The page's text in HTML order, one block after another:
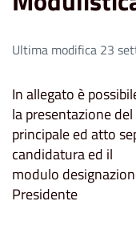
Ultima modifica 23
In allegato è
la presentazione
principale ed atto
candidatura ed il
modulo
Presidente